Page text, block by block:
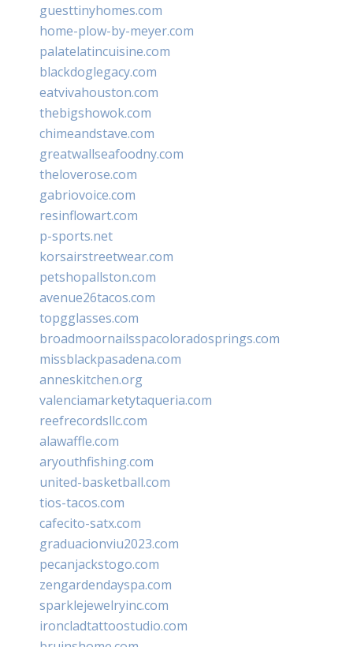
guesttinyhomes.com
home-plow-by-meyer.com
palatelatincuisine.com
blackdoglegacy.com
eatvivahouston.com
thebigshowok.com
chimeandstave.com
greatwallseafoodny.com
theloverose.com
gabriovoice.com
resinflowart.com
p-sports.net
korsairstreetwear.com
petshopallston.com
avenue26tacos.com
topgglasses.com
broadmoornailsspacoloradosprings.com
missblackpasadena.com
anneskitchen.org
valenciamarketytaqueria.com
reefrecordsllc.com
alawaffle.com
aryouthfishing.com
united-basketball.com
tios-tacos.com
cafecito-satx.com
graduacionviu2023.com
pecanjackstogo.com
zengardendayspa.com
sparklejewelryinc.com
ironcladtattoostudio.com